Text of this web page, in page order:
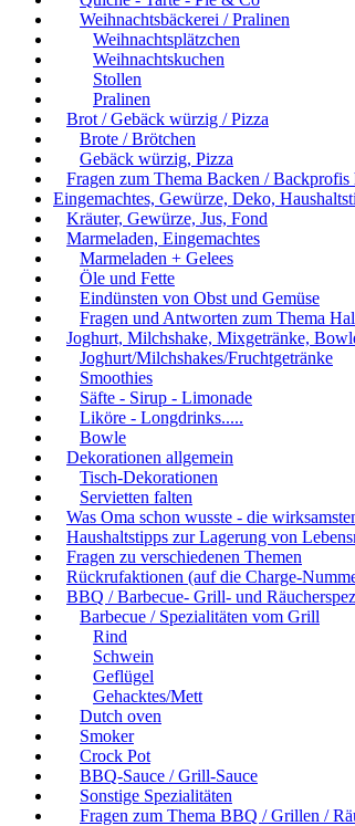
Weihnachtsbäckerei / Pralinen
Weihnachtsplätzchen
Weihnachtskuchen
Stollen
Pralinen
Brot / Gebäck würzig / Pizza
Brote / Brötchen
Gebäck würzig, Pizza
Fragen zum Thema Backen /
Eingemachtes, Gewürze, Deko,
Kräuter, Gewürze, Jus, Fond
Marmeladen, Eingemachtes
Marmeladen + Gelees
Öle und Fette
Eindünsten von Obst und Gemüse
Fragen und Antworten zum Thema
Joghurt, Milchshake, Mixgetränke,
Joghurt/Milchshakes/Fruchtgetränke
Smoothies
Säfte - Sirup - Limonade
Liköre - Longdrinks.....
Bowle
Dekorationen allgemein
Tisch-Dekorationen
Servietten falten
Was Oma schon wusste - die
Haushaltstipps zur Lagerung von
Fragen zu verschiedenen Themen
Rückrufaktionen (auf die Charge-
BBQ / Barbecue- Grill- und
Barbecue / Spezialitäten vom Grill
Rind
Schwein
Geflügel
Gehacktes/Mett
Dutch oven
Smoker
Crock Pot
BBQ-Sauce / Grill-Sauce
Sonstige Spezialitäten
Fragen zum Thema BBQ / Grillen /